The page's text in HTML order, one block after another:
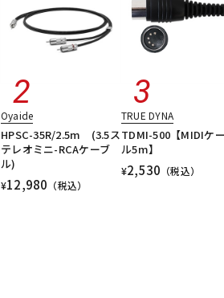
Oyaide
HPSC-35R/2.5m (3.5ス
テレオミニ-RCAケーブ
ル)
¥12,980 （税込）
TRUE DYNA
TDMI-500【MIDIケ
ル5m】
¥2,530 （税込）